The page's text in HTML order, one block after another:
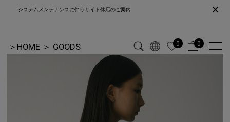
システムメンテナンスに伴うサイト休店のご案内 ×
＞ HOME ＞ GOODS 0 0